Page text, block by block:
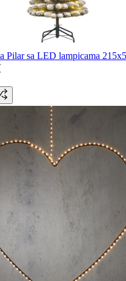
Pilar sa LED lampicama